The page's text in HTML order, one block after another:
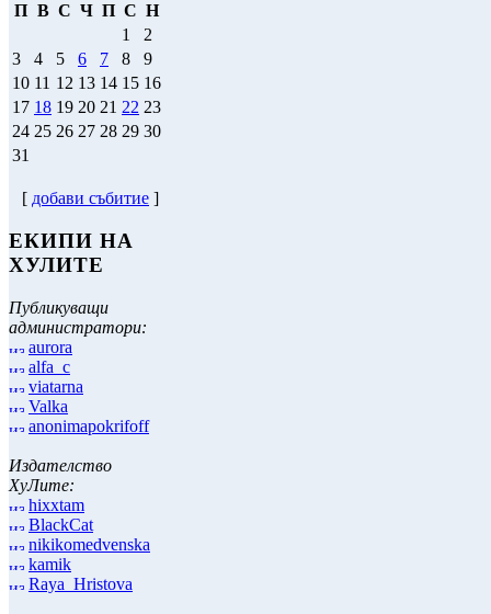
П В С Ч П С Н
1
2
3
4 5 6 7 8
9
10 11 12 13 14 15 16
17 18 19 20 21 22 23
24 25 26 27 28 29 30
31
[ добави събитие ]
ЕКИПИ НА
ХУЛИТЕ
Публикуващи
администратори:
aurora
alfa_c
viatarna
Valka
anonimapokrifoff
Издателство
ХуЛите:
hixxtam
BlackCat
nikikomedvenska
kamik
Raya_Hristova